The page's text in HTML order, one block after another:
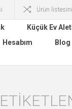
Ürün listesini
Küçük Ev
Hesabım
Blog